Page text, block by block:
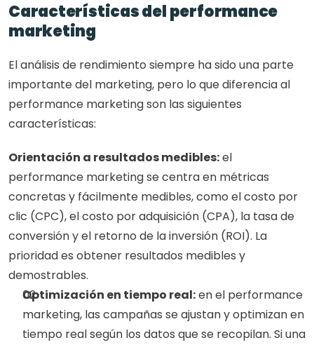
Características del performance
marketing
El análisis de rendimiento siempre ha sido una parte
importante del marketing, pero lo que diferencia al
performance marketing son las siguientes
características:
Orientación a resultados medibles: el
performance marketing se centra en métricas
concretas y fácilmente medibles, como el costo por
clic (CPC), el costo por adquisición (CPA), la tasa de
conversión y el retorno de la inversión (ROI). La
prioridad es obtener resultados medibles y
demostrables.
Optimización en tiempo real: en el performance
marketing, las campañas se ajustan y optimizan en
tiempo real según los datos que se recopilan. Si una